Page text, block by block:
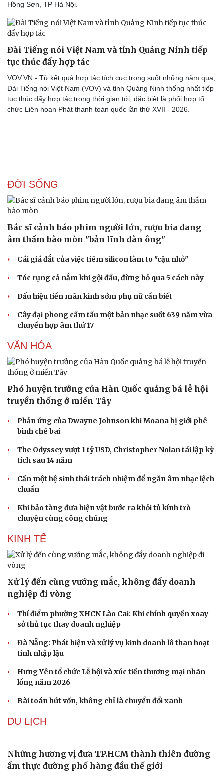
Sức khỏe
Cây thuốc
Sản phụ khoa
Nhi khoa
Nam khoa
Làm đẹp - giảm cân
Phòng mạch online
Tình yêu - Gia đình
Hồng Sơn, TP Hà Nội.
Đài Tiếng nói Việt Nam và tỉnh Quảng Ninh tiếp
tục thúc đẩy hợp tác
VOV.VN - Từ kết quả hợp tác tích cực trong suốt những năm qua,
Đài Tiếng nói Việt Nam (VOV) và tỉnh Quảng Ninh thống nhất tiếp
tục thúc đẩy hợp tác trong thời gian tới, đặc biệt là phối hợp tổ
chức Liên hoan Phát thanh toàn quốc lần thứ XVII - 2026.
ĐỜI SỐNG
Bác sĩ cảnh báo phim người lớn, rượu bia đang
âm thầm bào mòn "bản lĩnh đàn ông"
Cái giá đắt của việc tiêm silicon làm to "cậu nhỏ"
Tóc rụng cả nắm khi gội đầu, đừng bỏ qua 5 cách này
Dấu hiệu tiền mãn kinh sớm phụ nữ cần biết
Cây đại phong cầm tấu một bản nhạc suốt 639 năm vừa
chuyển hợp âm thứ 17
VĂN HÓA
Phó huyện trưởng của Hàn Quốc quảng bá lễ hội
truyền thống ở miền Tây
Phản ứng của Dwayne Johnson khi Moana bị giới phê
bình chê bai
The Odyssey vượt 1 tỷ USD, Christopher Nolan tái lập kỳ
tích sau 14 năm
Cần một hệ sinh thái trách nhiệm để ngăn âm nhạc lệch
chuẩn
Khi bảo tàng đưa hiện vật bước ra khỏi tủ kính trò
chuyện cùng công chúng
KINH TẾ
Xử lý đến cùng vướng mắc, không đẩy doanh
nghiệp đi vòng
Thí điểm phường XHCN Lào Cai: Khi chính quyền xoay
sở thủ tục thay doanh nghiệp
Đà Nẵng: Phát hiện và xử lý vụ kinh doanh lô than hoạt
tính nhập lậu
Hưng Yên tổ chức Lễ hội và xúc tiến thương mại nhãn
lồng năm 2026
Bài toán hút vốn, không chỉ là chuyển đổi xanh
DU LỊCH
Những hương vị đưa TP.HCM thành thiên đường
ẩm thực đường phố hàng đầu thế giới